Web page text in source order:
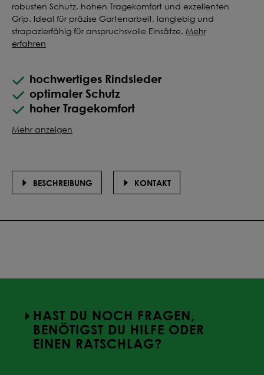
robusten Schutz, hohen Tragekomfort und exzellenten
Grip. Ideal für präzise Gartenarbeit, langlebig und
strapazierfähig für anspruchsvolle Einsätze. Mehr
erfahren
hochwertiges Rindsleder
optimaler Schutz
hoher Tragekomfort
Mehr anzeigen
BESCHREIBUNG KONTAKT
HAST DU NOCH FRAGEN,
BENÖTIGST DU HILFE ODER
EINEN RATSCHLAG?